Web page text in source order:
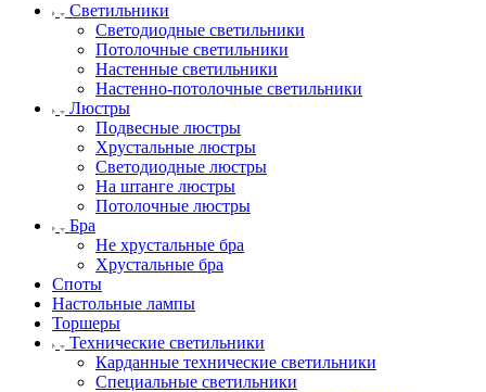
Светильники
Светодиодные светильники
Потолочные светильники
Настенные светильники
Настенно-потолочные светильники
Люстры
Подвесные люстры
Хрустальные люстры
Светодиодные люстры
На штанге люстры
Потолочные люстры
Бра
Не хрустальные бра
Хрустальные бра
Споты
Настольные лампы
Торшеры
Технические светильники
Карданные технические светильники
Специальные светильники